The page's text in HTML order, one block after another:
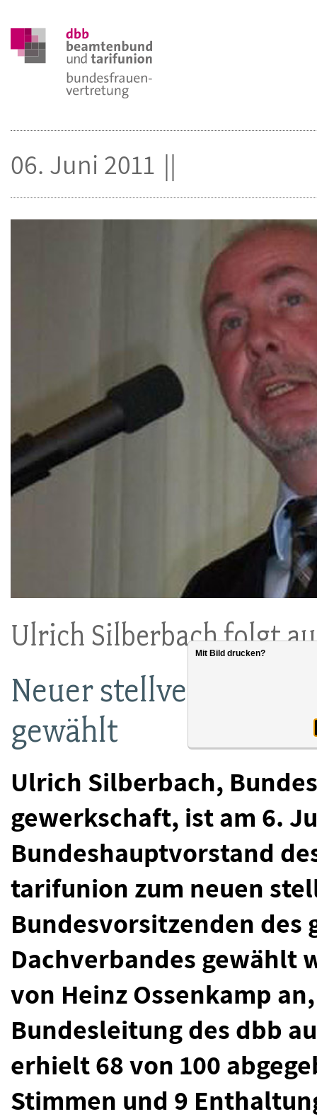
Ulrich Silberbach folgt
Neuer
gewählt
Ulrich Silberbach,
gewerkschaft, ist am 6.
Bundeshauptvorstand
tarifunion zum neuen
Bundesvorsitzenden
Dachverbandes gewählt
von Heinz Ossenkamp
Bundesleitung des dbb
erhielt 68 von 100
Stimmen und 9
06. Juni 2011
Mit Bild drucken?